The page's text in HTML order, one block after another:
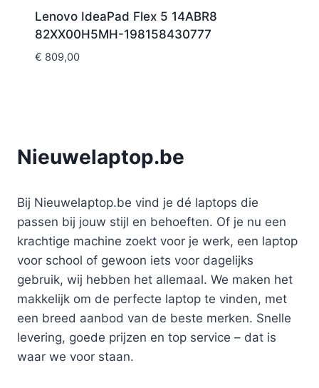
Lenovo IdeaPad Flex 5 14ABR8
82XX00H5MH-198158430777
€ 809,00
Nieuwelaptop.be
Bij Nieuwelaptop.be vind je dé laptops die
passen bij jouw stijl en behoeften. Of je nu een
krachtige machine zoekt voor je werk, een laptop
voor school of gewoon iets voor dagelijks
gebruik, wij hebben het allemaal. We maken het
makkelijk om de perfecte laptop te vinden, met
een breed aanbod van de beste merken. Snelle
levering, goede prijzen en top service – dat is
waar we voor staan.